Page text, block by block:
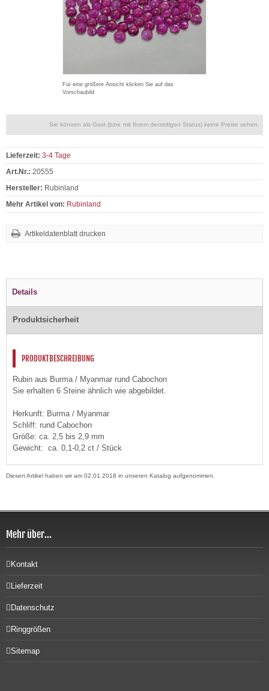
Für eine größere Ansicht klicken Sie auf das
Vorschaubild
Sie können als Gast (bzw. mit Ihrem derzeitigen Status) keine Preise sehen.
Lieferzeit: 3-4 Tage
Art.Nr.: 20555
Hersteller: Rubinland
Mehr Artikel von: Rubinland
Artikeldatenblatt drucken
Details
Produktsicherheit
PRODUKTBESCHREIBUNG
Rubin aus Burma / Myanmar rund Cabochon
Sie erhalten 6 Steine ähnlich wie abgebildet.
Herkunft: Burma / Myanmar
Schliff: rund Cabochon
Größe: ca. 2,5 bis 2,9 mm
Gewicht: ca. 0,1-0,2 ct / Stück
Diesen Artikel haben wir am 02.01.2018 in unseren Katalog aufgenommen.
Mehr über...
Kontakt
Lieferzeit
Datenschutz
Ringgrößen
Sitemap